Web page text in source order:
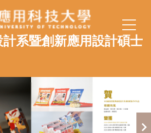
系暨創新應用設計碩士